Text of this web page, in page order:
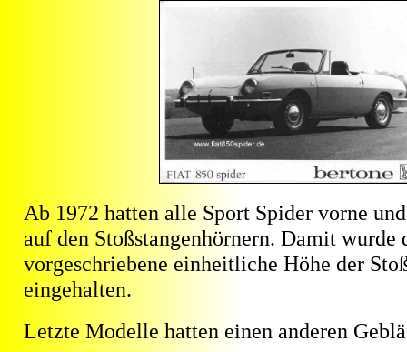
Ab 1972 hatten alle Sport Spider vorne
auf den Stoßstangenhörnern. Damit wurde
vorgeschriebene einheitliche Höhe der
eingehalten.
Letzte Modelle hatten einen anderen